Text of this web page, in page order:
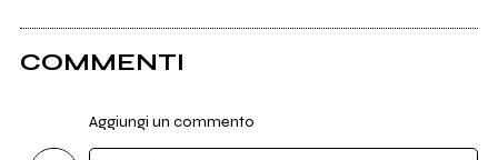
COMMENTI
Aggiungi un commento